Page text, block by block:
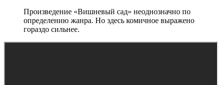
Произведение «Вишневый сад» неоднозначно по
определению жанра. Но здесь комичное выражено
гораздо сильнее.